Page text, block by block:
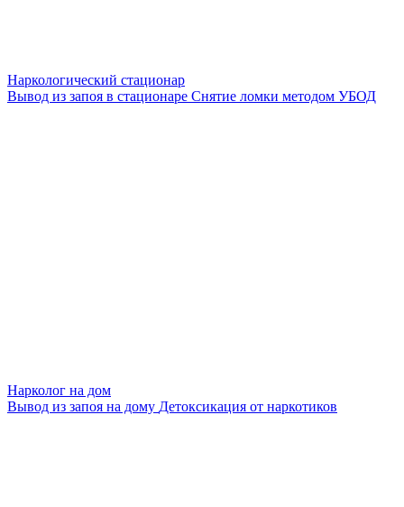
Наркологический стационар
Вывод из запоя в стационаре Снятие ломки методом УБОД
Нарколог на дом
Вывод из запоя на дому Детоксикация от наркотиков